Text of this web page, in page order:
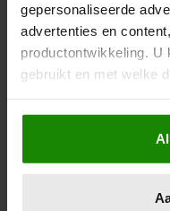
gepersonaliseerde
advertenties en
productontwikkeling. U
gebruikt en met welke
Als u het toestaat,
Informatie
locatie, die tot een
scannen op
Zara Tindall
koninklijke titels:
Suzanne schrijft